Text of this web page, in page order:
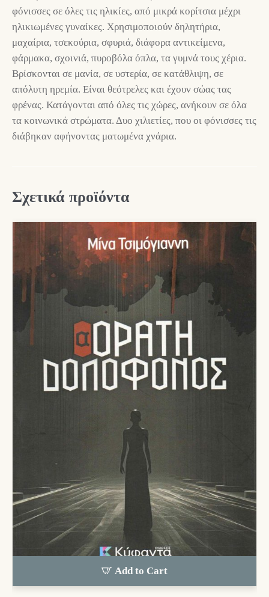
φόνισσες σε όλες τις ηλικίες, από μικρά κορίτσια μέχρι
ηλικιωμένες γυναίκες. Χρησιμοποιούν δηλητήρια,
μαχαίρια, τσεκούρια, σφυριά, διάφορα αντικείμενα,
φάρμακα, σχοινιά, πυροβόλα όπλα, τα γυμνά τους χέρια.
Βρίσκονται σε μανία, σε υστερία, σε κατάθλιψη, σε
απόλυτη ηρεμία. Είναι θεότρελες και έχουν σώας τας
φρένας. Κατάγονται από όλες τις χώρες, ανήκουν σε όλα
τα κοινωνικά στρώματα. Δυο χιλιετίες, που οι φόνισσες τις
διάβηκαν αφήνοντας ματωμένα χνάρια.
Σχετικά προϊόντα
Add to Cart